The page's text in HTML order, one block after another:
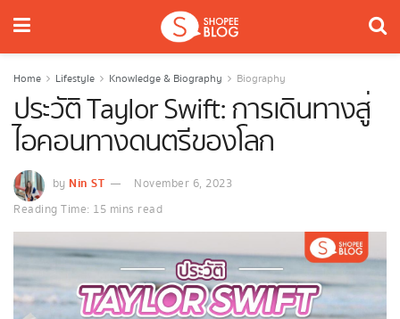
Home Lifestyle Knowledge & Biography Biography
ประวัติ Taylor Swift: การเดินทางสู่
ไอคอนทางดนตรีของโลก
by Nin ST
November 6, 2023
Reading Time: 15 mins read